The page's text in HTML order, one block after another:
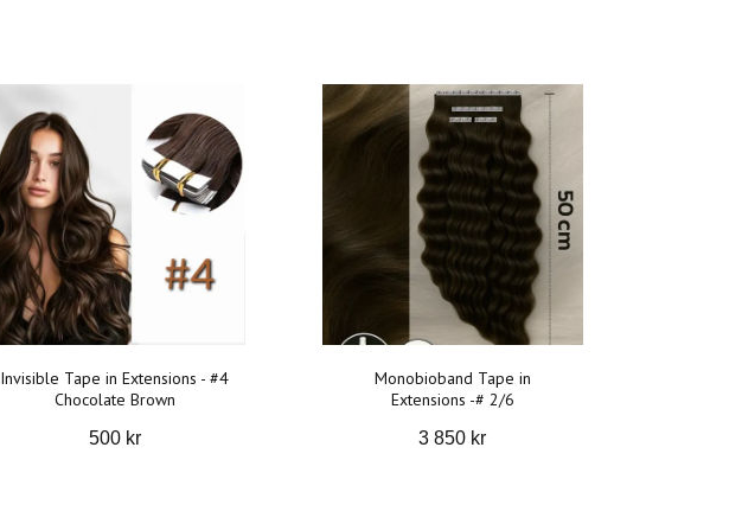
Invisible Tape in Extensions - #4
Chocolate Brown
500 kr
Monobioband Tape in
Extensions -# 2/6
3 850 kr